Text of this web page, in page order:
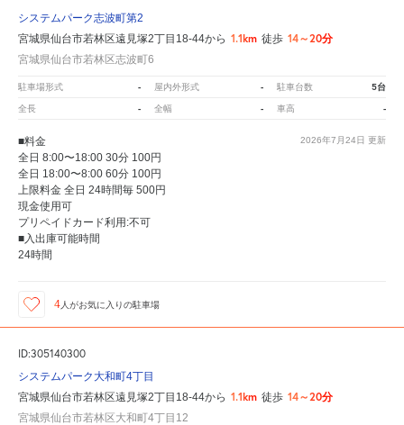
システムパーク志波町第2
宮城県仙台市若林区遠見塚2丁目18-44から 1.1km 徒歩 14～20分
宮城県仙台市若林区志波町6
駐車場形式 - 屋内外形式 - 駐車台数 5台
全長 - 全幅 - 車高 -
2026年7月24日 更新
■料金
全日 8:00〜18:00 30分 100円
全日 18:00〜8:00 60分 100円
上限料金 全日 24時間毎 500円
現金使用可
プリペイドカード利用:不可
■入出庫可能時間
24時間
4 人がお気に入りの駐車場
ID:305140300
システムパーク大和町4丁目
宮城県仙台市若林区遠見塚2丁目18-44から 1.1km 徒歩 14～20分
宮城県仙台市若林区大和町4丁目12